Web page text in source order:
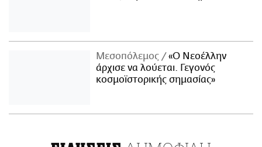
Μεσοπόλεμος
«Ο Νεοέλλην
άρχισε να λούεται. Γεγονός
κοσμοϊστορικής σημασίας»